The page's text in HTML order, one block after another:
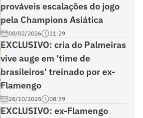
prováveis escalações do jogo
pela Champions Asiática
08/02/2026 11:29
EXCLUSIVO: cria do Palmeiras
vive auge em 'time de
brasileiros' treinado por ex-
Flamengo
28/10/2025 08:39
EXCLUSIVO: ex-Flamengo